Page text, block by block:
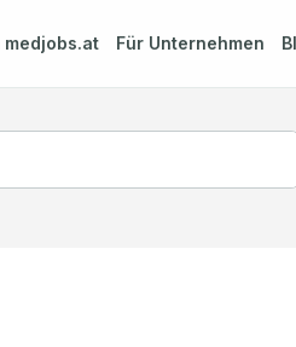
medjobs.at Für Unternehmen